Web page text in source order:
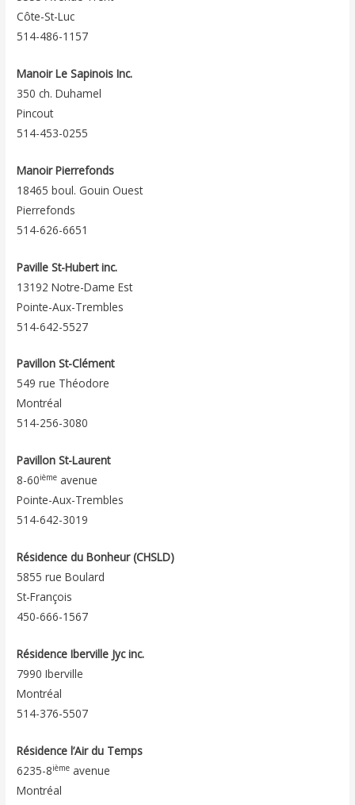
Côte-St-Luc
514-486-1157
Manoir Le Sapinois Inc.
350 ch. Duhamel
Pincout
514-453-0255
Manoir Pierrefonds
18465 boul. Gouin Ouest
Pierrefonds
514-626-6651
Paville St-Hubert inc.
13192 Notre-Dame Est
Pointe-Aux-Trembles
514-642-5527
Pavillon St-Clément
549 rue Théodore
Montréal
514-256-3080
Pavillon St-Laurent
8-60ième avenue
Pointe-Aux-Trembles
514-642-3019
Résidence du Bonheur (CHSLD)
5855 rue Boulard
St-François
450-666-1567
Résidence Iberville Jyc inc.
7990 Iberville
Montréal
514-376-5507
Résidence l’Air du Temps
6235-8ième avenue
Montréal